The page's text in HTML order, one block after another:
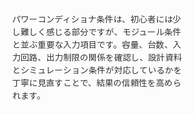
パワーコンディショナ条件は、初心者には少
し難しく感じる部分ですが、モジュール条件
と並ぶ重要な入力項目です。容量、台数、入
力回路、出力制限の関係を確認し、設計資料
とシミュレーション条件が対応しているかを
丁寧に見直すことで、結果の信頼性を高めら
れます。